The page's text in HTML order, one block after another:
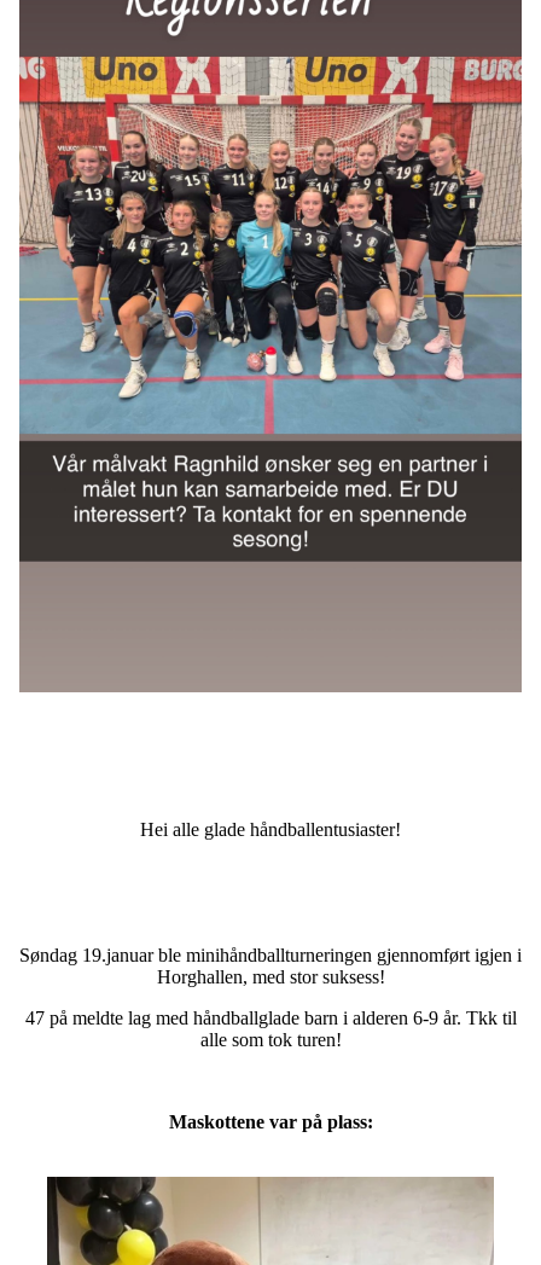
Hei alle glade håndballentusiaster!
Søndag 19.januar ble minihåndballturneringen gjennomført igjen i
Horghallen, med stor suksess!
47 på meldte lag med håndballglade barn i alderen 6-9 år. Tkk til
alle som tok turen!
Maskottene var på plass: